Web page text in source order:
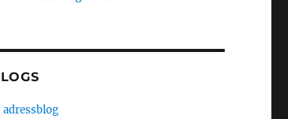
adressblog